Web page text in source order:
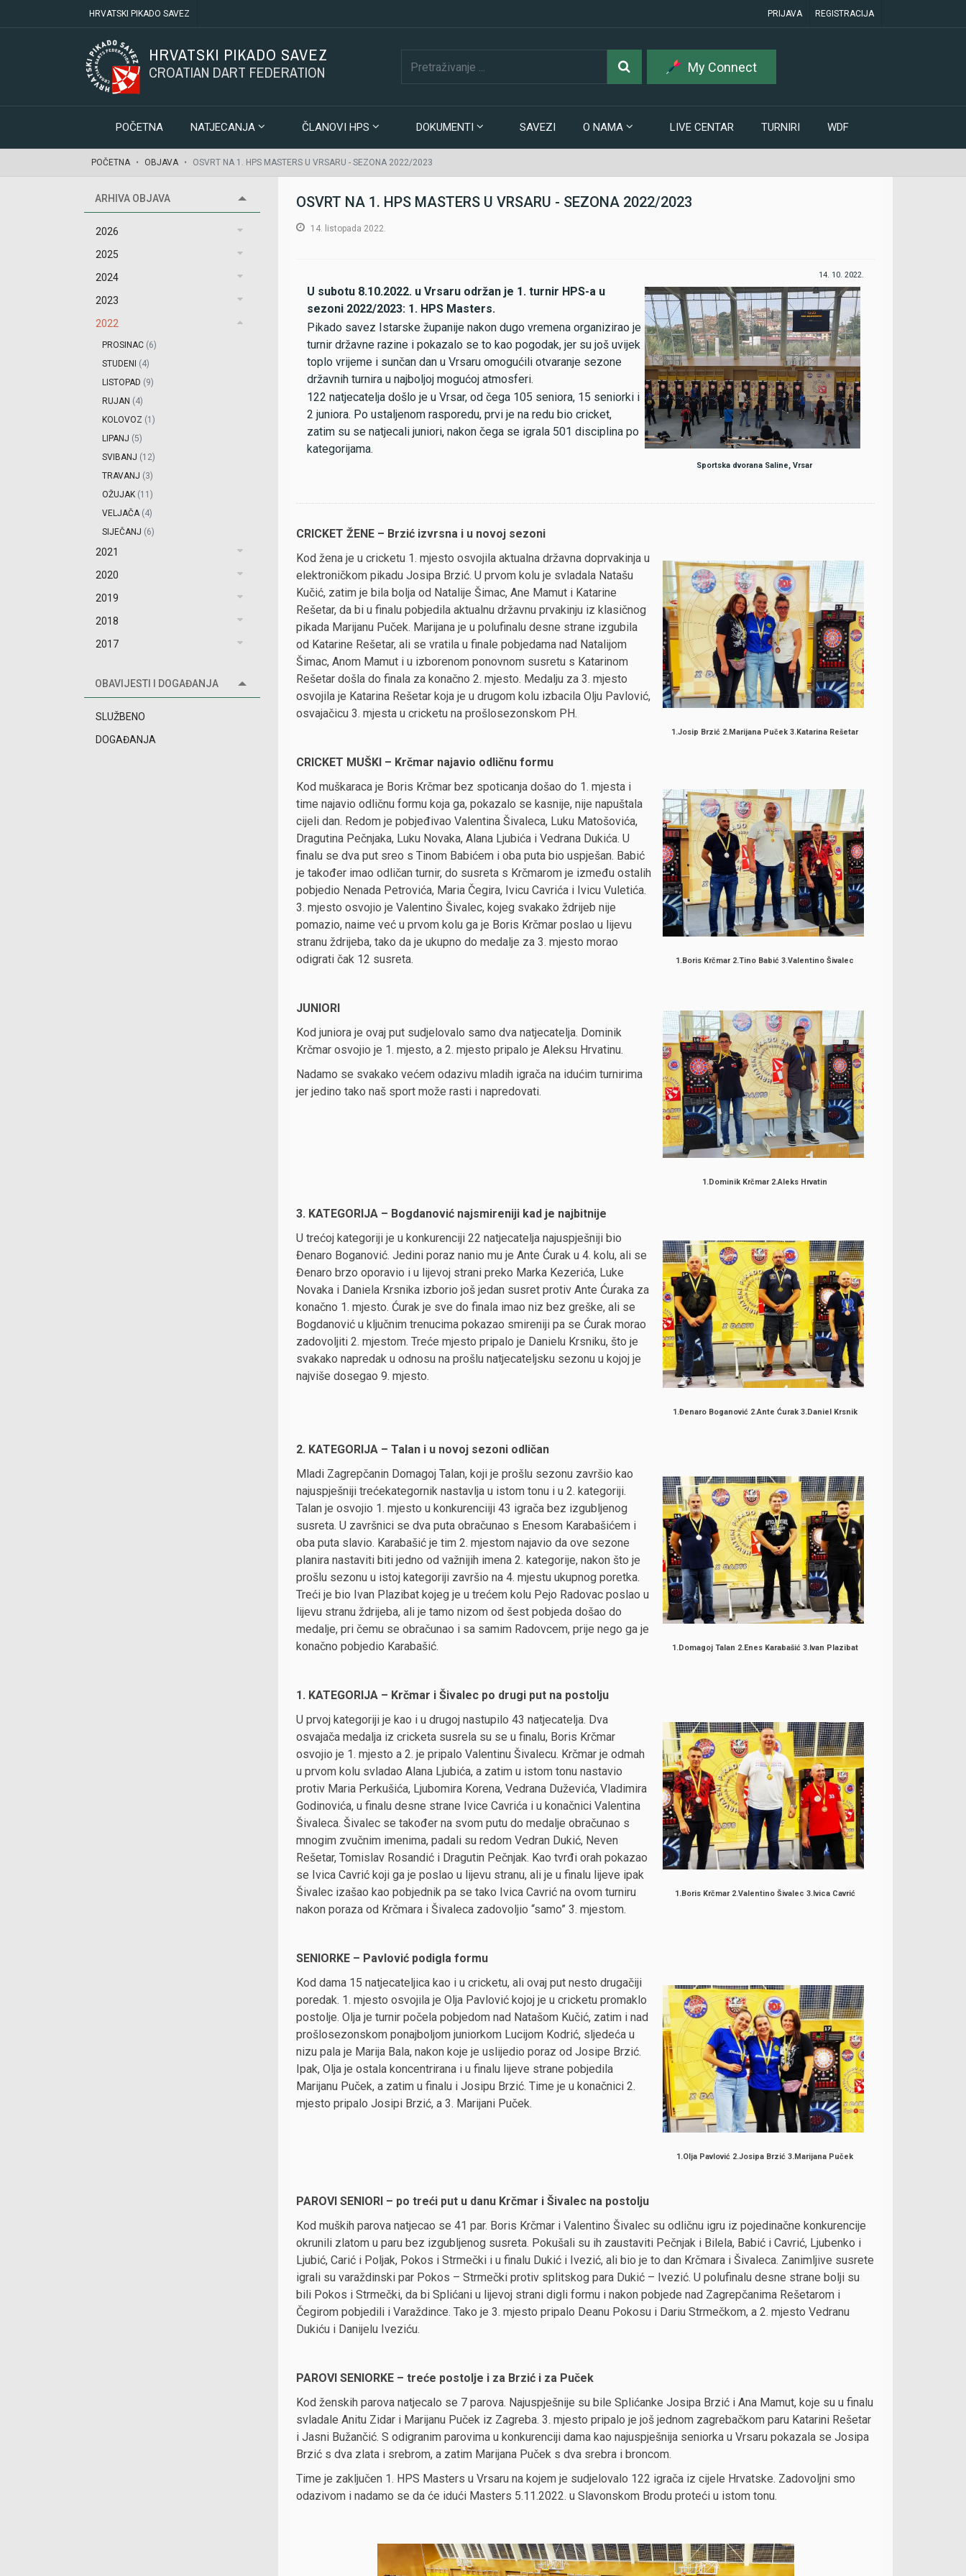
HRVATSKI PIKADO SAVEZ PRIJAVA REGISTRACIJA
HRVATSKI PIKADO SAVEZ
CROATIAN DART FEDERATION My Connect
POČETNA NATJECANJA ČLANOVI HPS DOKUMENTI SAVEZI O NAMA LIVE CENTAR TURNIRI WDF
POČETNA OBJAVA OSVRT NA 1. HPS MASTERS U VRSARU - SEZONA 2022/2023
ARHIVA OBJAVA
2026
2025
2024
2023
2022
PROSINAC (6)
STUDENI (4)
LISTOPAD (9)
RUJAN (4)
KOLOVOZ (1)
LIPANJ (5)
SVIBANJ (12)
TRAVANJ (3)
OŽUJAK (11)
VELJAČA (4)
SIJEČANJ (6)
2021
2020
2019
2018
2017
OBAVIJESTI I DOGAĐANJA
SLUŽBENO
DOGAĐANJA
OSVRT NA 1. HPS MASTERS U VRSARU - SEZONA 2022/2023
14. listopada 2022.
14. 10. 2022.
Sportska dvorana Saline, Vrsar
U subotu 8.10.2022. u Vrsaru održan je 1. turnir HPS-a u
sezoni 2022/2023: 1. HPS Masters.
Pikado savez Istarske županije nakon dugo vremena organizirao je
turnir državne razine i pokazalo se to kao pogodak, jer su još uvijek
toplo vrijeme i sunčan dan u Vrsaru omogućili otvaranje sezone
državnih turnira u najboljoj mogućoj atmosferi.
122 natjecatelja došlo je u Vrsar, od čega 105 seniora, 15 seniorki i
2 juniora. Po ustaljenom rasporedu, prvi je na redu bio cricket,
zatim su se natjecali juniori, nakon čega se igrala 501 disciplina po
kategorijama.
CRICKET ŽENE – Brzić izvrsna i u novoj sezoni
1.Josip Brzić 2.Marijana Puček 3.Katarina Rešetar
Kod žena je u cricketu 1. mjesto osvojila aktualna državna doprvakinja u
elektroničkom pikadu Josipa Brzić. U prvom kolu je svladala Natašu
Kučić, zatim je bila bolja od Natalije Šimac, Ane Mamut i Katarine
Rešetar, da bi u finalu pobjedila aktualnu državnu prvakinju iz klasičnog
pikada Marijanu Puček. Marijana je u polufinalu desne strane izgubila
od Katarine Rešetar, ali se vratila u finale pobjedama nad Natalijom
Šimac, Anom Mamut i u izborenom ponovnom susretu s Katarinom
Rešetar došla do finala za konačno 2. mjesto. Medalju za 3. mjesto
osvojila je Katarina Rešetar koja je u drugom kolu izbacila Olju Pavlović,
osvajačicu 3. mjesta u cricketu na prošlosezonskom PH.
CRICKET MUŠKI – Krčmar najavio odličnu formu
1.Boris Krčmar 2.Tino Babić 3.Valentino Šivalec
Kod muškaraca je Boris Krčmar bez spoticanja došao do 1. mjesta i
time najavio odličnu formu koja ga, pokazalo se kasnije, nije napuštala
cijeli dan. Redom je pobjeđivao Valentina Šivaleca, Luku Matošovića,
Dragutina Pečnjaka, Luku Novaka, Alana Ljubića i Vedrana Dukića. U
finalu se dva put sreo s Tinom Babićem i oba puta bio uspješan. Babić
je također imao odličan turnir, do susreta s Krčmarom je između ostalih
pobjedio Nenada Petrovića, Maria Čegira, Ivicu Cavrića i Ivicu Vuletića.
3. mjesto osvojio je Valentino Šivalec, kojeg svakako ždrijeb nije
pomazio, naime već u prvom kolu ga je Boris Krčmar poslao u lijevu
stranu ždrijeba, tako da je ukupno do medalje za 3. mjesto morao
odigrati čak 12 susreta.
1.Dominik Krčmar 2.Aleks Hrvatin
JUNIORI
Kod juniora je ovaj put sudjelovalo samo dva natjecatelja. Dominik
Krčmar osvojio je 1. mjesto, a 2. mjesto pripalo je Aleksu Hrvatinu.
Nadamo se svakako većem odazivu mladih igrača na idućim turnirima
jer jedino tako naš sport može rasti i napredovati.
3. KATEGORIJA – Bogdanović najsmireniji kad je najbitnije
1.Đenaro Boganović 2.Ante Ćurak 3.Daniel Krsnik
U trećoj kategoriji je u konkurenciji 22 natjecatelja najuspješniji bio
Đenaro Boganović. Jedini poraz nanio mu je Ante Ćurak u 4. kolu, ali se
Đenaro brzo oporavio i u lijevoj strani preko Marka Kezerića, Luke
Novaka i Daniela Krsnika izborio još jedan susret protiv Ante Ćuraka za
konačno 1. mjesto. Ćurak je sve do finala imao niz bez greške, ali se
Bogdanović u ključnim trenucima pokazao smireniji pa se Ćurak morao
zadovoljiti 2. mjestom. Treće mjesto pripalo je Danielu Krsniku, što je
svakako napredak u odnosu na prošlu natjecateljsku sezonu u kojoj je
najviše dosegao 9. mjesto.
2. KATEGORIJA – Talan i u novoj sezoni odličan
1.Domagoj Talan 2.Enes Karabašić 3.Ivan Plazibat
Mladi Zagrepčanin Domagoj Talan, koji je prošlu sezonu završio kao
najuspješniji trećekategornik nastavlja u istom tonu i u 2. kategoriji.
Talan je osvojio 1. mjesto u konkurenciiji 43 igrača bez izgubljenog
susreta. U završnici se dva puta obračunao s Enesom Karabašićem i
oba puta slavio. Karabašić je tim 2. mjestom najavio da ove sezone
planira nastaviti biti jedno od važnijih imena 2. kategorije, nakon što je
prošlu sezonu u istoj kategoriji završio na 4. mjestu ukupnog poretka.
Treći je bio Ivan Plazibat kojeg je u trećem kolu Pejo Radovac poslao u
lijevu stranu ždrijeba, ali je tamo nizom od šest pobjeda došao do
medalje, pri čemu se obračunao i sa samim Radovcem, prije nego ga je
konačno pobjedio Karabašić.
1. KATEGORIJA – Krčmar i Šivalec po drugi put na postolju
1.Boris Krčmar 2.Valentino Šivalec 3.Ivica Cavrić
U prvoj kategoriji je kao i u drugoj nastupilo 43 natjecatelja. Dva
osvajača medalja iz cricketa susrela su se u finalu, Boris Krčmar
osvojio je 1. mjesto a 2. je pripalo Valentinu Šivalecu. Krčmar je odmah
u prvom kolu svladao Alana Ljubića, a zatim u istom tonu nastavio
protiv Maria Perkušića, Ljubomira Korena, Vedrana Duževića, Vladimira
Godinovića, u finalu desne strane Ivice Cavrića i u konačnici Valentina
Šivaleca. Šivalec se također na svom putu do medalje obračunao s
mnogim zvučnim imenima, padali su redom Vedran Dukić, Neven
Rešetar, Tomislav Rosandić i Dragutin Pečnjak. Kao tvrđi orah pokazao
se Ivica Cavrić koji ga je poslao u lijevu stranu, ali je u finalu lijeve ipak
Šivalec izašao kao pobjednik pa se tako Ivica Cavrić na ovom turniru
nakon poraza od Krčmara i Šivaleca zadovoljio “samo” 3. mjestom.
SENIORKE – Pavlović podigla formu
1.Olja Pavlović 2.Josipa Brzić 3.Marijana Puček
Kod dama 15 natjecateljica kao i u cricketu, ali ovaj put nesto drugačiji
poredak. 1. mjesto osvojila je Olja Pavlović kojoj je u cricketu promaklo
postolje. Olja je turnir počela pobjedom nad Natašom Kučić, zatim i nad
prošlosezonskom ponajboljom juniorkom Lucijom Kodrić, sljedeća u
nizu pala je Marija Bala, nakon koje je uslijedio poraz od Josipe Brzić.
Ipak, Olja je ostala koncentrirana i u finalu lijeve strane pobjedila
Marijanu Puček, a zatim u finalu i Josipu Brzić. Time je u konačnici 2.
mjesto pripalo Josipi Brzić, a 3. Marijani Puček.
PAROVI SENIORI – po treći put u danu Krčmar i Šivalec na postolju
Kod muških parova natjecao se 41 par. Boris Krčmar i Valentino Šivalec su odličnu igru iz pojedinačne konkurencije
okrunili zlatom u paru bez izgubljenog susreta. Pokušali su ih zaustaviti Pečnjak i Bilela, Babić i Cavrić, Ljubenko i
Ljubić, Carić i Poljak, Pokos i Strmečki i u finalu Dukić i Ivezić, ali bio je to dan Krčmara i Šivaleca. Zanimljive susrete
igrali su varaždinski par Pokos – Strmečki protiv splitskog para Dukić – Ivezić. U polufinalu desne strane bolji su
bili Pokos i Strmečki, da bi Splićani u lijevoj strani digli formu i nakon pobjede nad Zagrepčanima Rešetarom i
Čegirom pobjedili i Varaždince. Tako je 3. mjesto pripalo Deanu Pokosu i Dariu Strmečkom, a 2. mjesto Vedranu
Dukiću i Danijelu Iveziću.
PAROVI SENIORKE – treće postolje i za Brzić i za Puček
Kod ženskih parova natjecalo se 7 parova. Najuspješnije su bile Splićanke Josipa Brzić i Ana Mamut, koje su u finalu
svladale Anitu Zidar i Marijanu Puček iz Zagreba. 3. mjesto pripalo je još jednom zagrebačkom paru Katarini Rešetar
i Jasni Bužančić. S odigranim parovima u konkurenciji dama kao najuspješnija seniorka u Vrsaru pokazala se Josipa
Brzić s dva zlata i srebrom, a zatim Marijana Puček s dva srebra i broncom.
Time je zaključen 1. HPS Masters u Vrsaru na kojem je sudjelovalo 122 igrača iz cijele Hrvatske. Zadovoljni smo
odazivom i nadamo se da će idući Masters 5.11.2022. u Slavonskom Brodu proteći u istom tonu.